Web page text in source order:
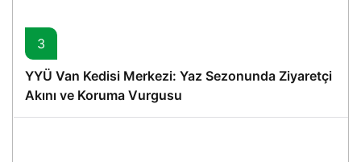
3
YYÜ Van Kedisi Merkezi: Yaz Sezonunda Ziyaretçi
Akını ve Koruma Vurgusu